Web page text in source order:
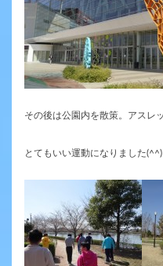
その後は公園内を散策。アスレ
とてもいい運動になりました(^^)